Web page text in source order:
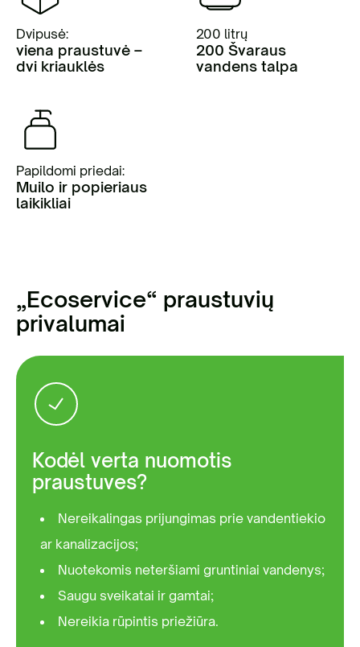
Dvipusė:
viena praustuvė –
dvi kriauklės
200 litrų
200 Švaraus
vandens talpa
Papildomi priedai:
Muilo ir popieriaus
laikikliai
„Ecoservice“ praustuvių
privalumai
Kodėl verta nuomotis
praustuves?
Nereikalingas prijungimas prie vandentiekio
ar kanalizacijos;
Nuotekomis neteršiami gruntiniai vandenys;
Saugu sveikatai ir gamtai;
Nereikia rūpintis priežiūra.